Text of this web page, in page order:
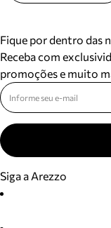
Fique por dentro das
Receba com
promoções e muito
Siga a Arezzo